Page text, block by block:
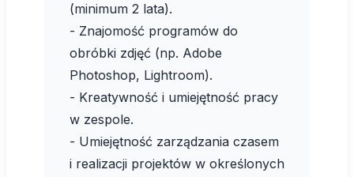
(minimum 2 lata).
- Znajomość programów do
obróbki zdjęć (np. Adobe
Photoshop, Lightroom).
- Kreatywność i umiejętność pracy
w zespole.
- Umiejętność zarządzania czasem
i realizacji projektów w określonych